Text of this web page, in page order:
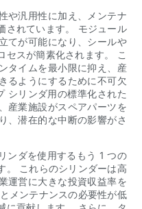
や汎用性に加え、メンテナ
されています。 モジュール
てが可能になり、シールや
セスが簡素化されます。 こ
タイムを最小限に抑え、産
るようにするために不可欠
シリンダ用の標準化された
産業施設がスペアパーツを
、潜在的な中断の影響がさ
ンダを使用するもう 1 つの
。 これらのシリンダーは高
運営に大きな投資収益率を
メンテナンスの必要性が低